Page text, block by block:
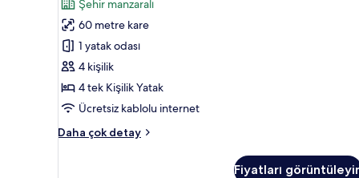
hakkında
daha
fazla
detay
İçilmez
(33th-
37th
Floor)
için
tüm
fotoğrafları
Şehir manzaralı
60 metre kare
1 yatak odası
4 kişilik
4 tek Kişilik Yatak
Ücretsiz kablolu internet
Daha çok detay
Family
Fiyatları